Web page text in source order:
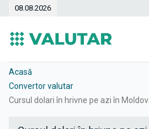
08.08.2026
Curs
Acasă
Convertor valutar
Cursul dolari în hrivne pe azi în